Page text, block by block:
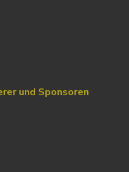
und Sponsoren